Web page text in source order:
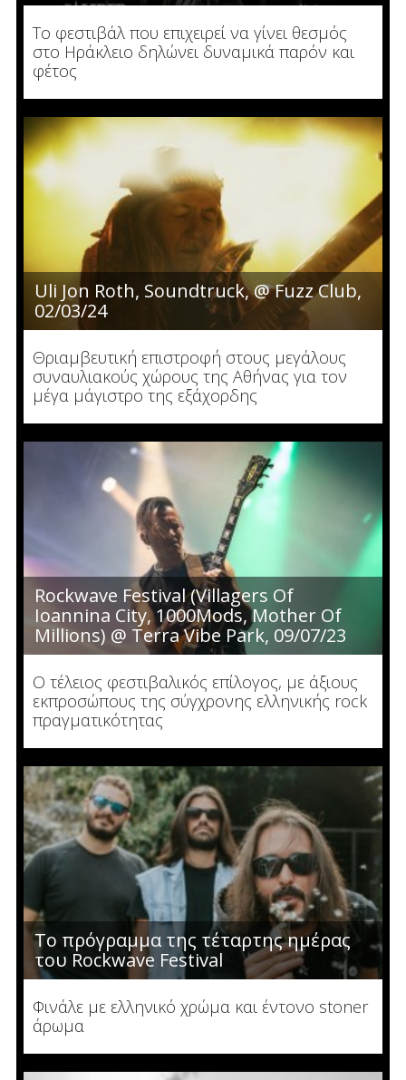
Το φεστιβάλ που επιχειρεί να γίνει θεσμός
στο Ηράκλειο δηλώνει δυναμικά παρόν και
φέτος
Uli Jon Roth, Soundtruck, @ Fuzz Club,
02/03/24
Θριαμβευτική επιστροφή στους μεγάλους
συναυλιακούς χώρους της Αθήνας για τον
μέγα μάγιστρο της εξάχορδης
Rockwave Festival (Villagers Of
Ioannina City, 1000Mods, Mother Of
Millions) @ Terra Vibe Park, 09/07/23
Ο τέλειος φεστιβαλικός επίλογος, με άξιους
εκπροσώπους της σύγχρονης ελληνικής rock
πραγματικότητας
Το πρόγραμμα της τέταρτης ημέρας
του Rockwave Festival
Φινάλε με ελληνικό χρώμα και έντονο stoner
άρωμα